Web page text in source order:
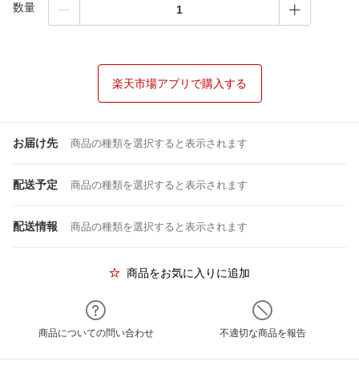
数量
楽天市場アプリで購入する
お届け先 商品の種類を選択すると表示されます
配送予定 商品の種類を選択すると表示されます
配送情報 商品の種類を選択すると表示されます
商品をお気に入りに追加
商品についての問い合わせ 不適切な商品を報告